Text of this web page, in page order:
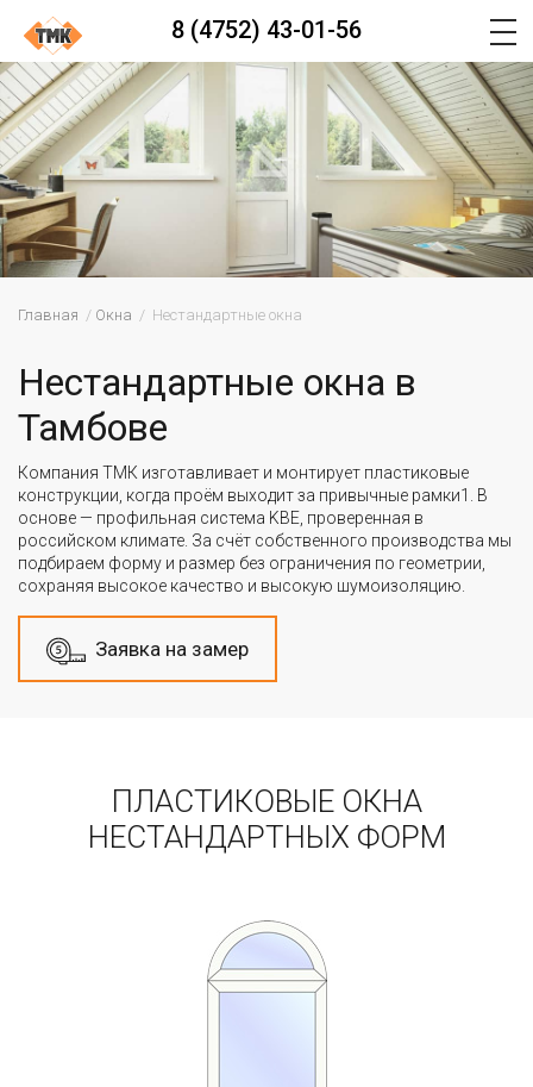
8 (4752) 43-01-56
Главная Окна Нестандартные окна
Нестандартные окна в
Тамбове
Компания ТМК изготавливает и монтирует пластиковые
конструкции, когда проём выходит за привычные рамки1. В
основе — профильная система KBE, проверенная в
российском климате. За счёт собственного производства мы
подбираем форму и размер без ограничения по геометрии,
сохраняя высокое качество и высокую шумоизоляцию.
Заявка на замер
ПЛАСТИКОВЫЕ ОКНА
НЕСТАНДАРТНЫХ ФОРМ